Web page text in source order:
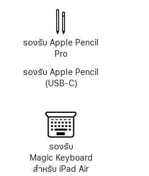
รองรับ Apple Pencil
Pro
รองรับ Apple Pencil
(USB-C)
รองรับ
Magic Keyboard
สำหรับ iPad Air